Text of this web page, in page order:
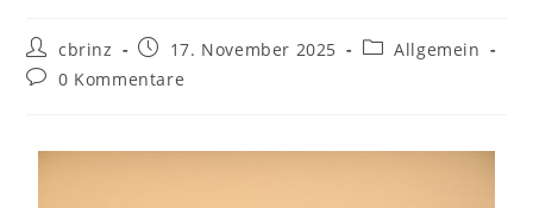
cbrinz 17. November 2025
Allgemein
0 Kommentare